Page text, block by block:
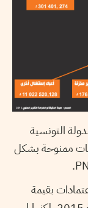
التونسية
ممنوحة بشكل
بقيمة